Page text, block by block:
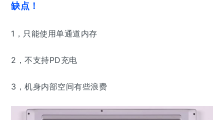
缺点！
1， 只能使用单通道内存
2，不支持PD充电
3，机身内部空间有些浪费